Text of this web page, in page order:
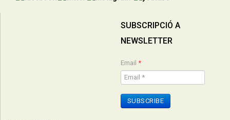
SUBSCRIPCIÓ A
NEWSLETTER
Email *
SUBSCRIBE